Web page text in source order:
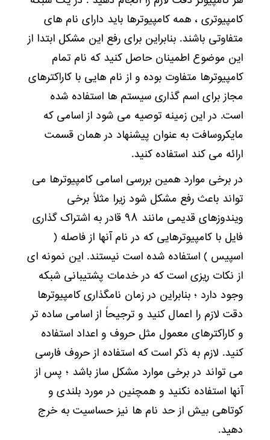
کامپیوتری ، همه کامپیوترها باید دارای نام های
متفاوتی باشند. بنابراین برای رفع این مشکل ابتدا از
این موضوع اطمینان حاصل کنید که نام تمام
کامپیوترها متفاوت بوده و از نام هایی با کاراکترهای
مجاز برای اسم گذاری سیستم ها استفاده شده
است. در این زمینه توصیه می شود از اسامی که
مایکروسافت به عنوان پیشنهاد در همان قسمت
ارائه می کند استفاده کنید.
در برخی موارد همین بررسی اسامی کامپیوترها می
تواند باعث رفع مشکل شود زیرا مثلاً برخی
ویندوزهای قدیمی مانند ۹۸ قادر به اشتراک گذاری
فایل با کامپیوترهایی که در نام آنها از فاصله (
اسپیس ) استفاده شده است نیستند. این نمونه ای
از نکات ریزی است که در خدمات پشتیبانی شبکه
وجود دارد ؛ بنابراین در زمان نامگذاری کامپیوترها
دقت لازم را اعمال کنید و ترجیحاً از اسامی ساده تر
و کاراکترهای معمول مثل حروف و اعداد استفاده
کنید. لازم به ذکر است که استفاده از حروف فارسی
می تواند در برخی موارد مشکل ساز باشد ؛ پس از
آنها استفاده نکنید و همچنین در مورد بلندی و
کوتاهی بیش از حد نام ها نیز حساسیت به خرج
دهید.